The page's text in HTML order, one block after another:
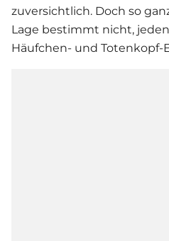
zuversichtlich. Doch so
Lage bestimmt nicht,
Häufchen- und Totenkopf-